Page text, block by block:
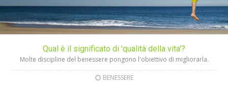
Qual è il significato di 'qualità della vita'?
Molte discipline del benessere pongono l'obiettivo di migliorarla.
BENESSERE